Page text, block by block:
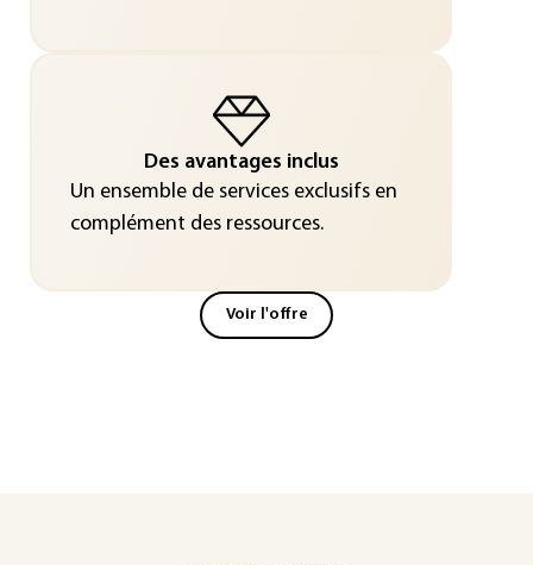
Des avantages inclus
Un ensemble de services exclusifs en
complément des ressources.
Voir l'offre